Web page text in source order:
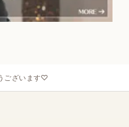
ございます♡